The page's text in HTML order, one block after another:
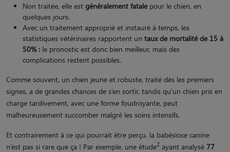
Non traitée, elle est généralement fatalepour le chien, en
quelques jours.
Avec un traitement approprié et instauré à temps, les
statistiques vétérinaires rapportent un taux de mortalité de 15 à
50% : le pronostic est donc bien meilleur, mais des
complications restent possibles.
Comme souvent, un chien jeune et robuste, traité dès les premiers
signes, a de grandes chances de s’en sortir, tandis qu’un chien pris en
charge tardivement, avec une forme foudroyante, peut
malheureusement succomber malgré les soins intensifs.
Et contrairement à ce qui pourrait être perçu, la babésiose canine
n’est pas si rare que ça ! Par exemple, une étude2 ayant analysé 77